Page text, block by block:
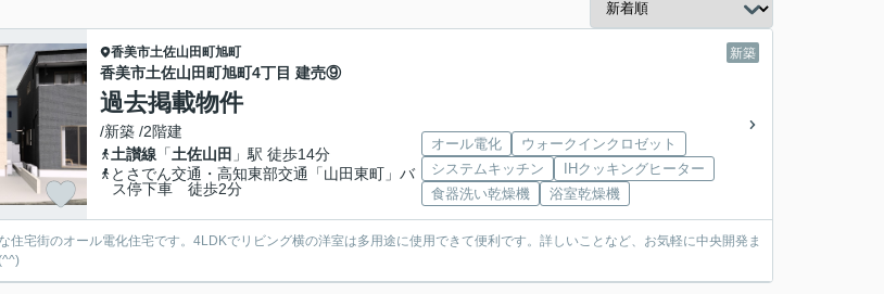
新築
香美市土佐山田町旭町
香美市土佐山田町旭町4丁目 建売⑨
過去掲載物件
/新築 /2階建
土讃線 「土佐山田 」駅 徒歩14分
とさでん交通・高知東部交通「山田東町」バ
ス停下車 徒歩2分
オール電化
ウォークインクロゼット
システムキッチン
IHクッキングヒーター
食器洗い乾燥機
浴室乾燥機
住宅街のオール電化住宅です。4LDKでリビング横の洋室は多用途に使用できて便利です。詳しいことなど、お気軽に中央開発ま